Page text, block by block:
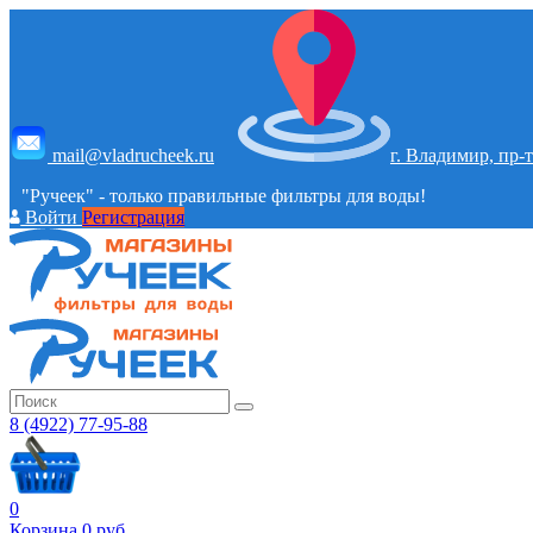
mail@vladrucheek.ru
г. Владимир, пр-
"Ручеек" - только правильные фильтры для воды!
ВойтиРегистрация
8 (4922) 77-95-88
0